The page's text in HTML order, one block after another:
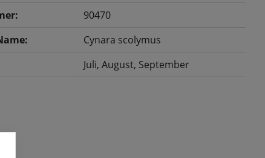
90470
Cynara scolymus
Juli, August, September